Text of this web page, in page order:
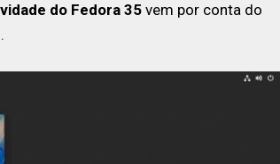
do Fedora 35 vem por conta do